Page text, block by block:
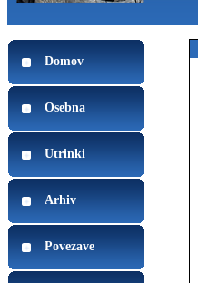
Domov
Osebna
Utrinki
Arhiv
Povezave